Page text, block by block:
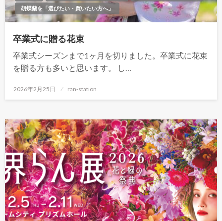
胡蝶蘭を「選びたい・買いたい方へ」
卒業式に贈る花束
卒業式シーズンまで1ヶ月を切りました。卒業式に花束
を贈る方も多いと思います。 し…
投
日:
2026年2月25日 ran-station